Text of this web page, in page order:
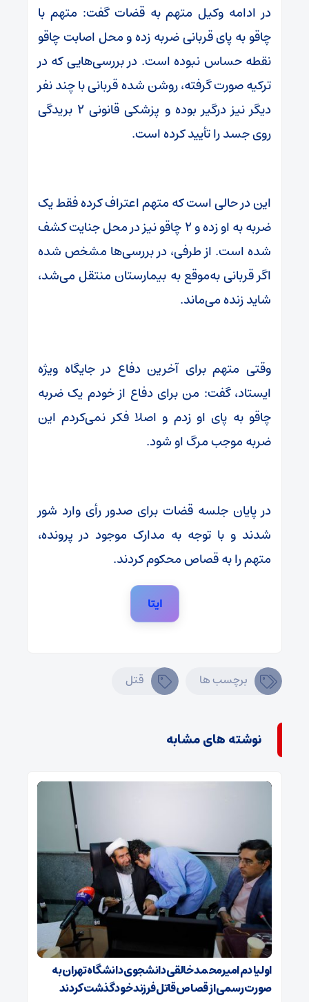
در ادامه وکیل متهم به قضات گفت: متهم با
چاقو به پای قربانی ضربه زده و محل اصابت چاقو
نقطه حساس نبوده است. در بررسی‌هایی که در
ترکیه صورت گرفته، روشن شده قربانی با چند نفر
دیگر نیز درگیر بوده و پزشکی قانونی ۲ بریدگی
روی جسد را تأیید کرده است.
این در حالی است که متهم اعتراف کرده فقط یک
ضربه به او زده و ۲ چاقو نیز در محل جنایت کشف
شده است. از طرفی، در بررسی‌ها مشخص شده
اگر قربانی به‌موقع به بیمارستان منتقل می‌شد،
شاید زنده می‌ماند.
وقتی متهم برای آخرین دفاع در جایگاه ویژه
ایستاد، گفت: من برای دفاع از خودم یک ضربه
چاقو به پای او زدم و اصلا فکر نمی‌کردم این
ضربه موجب مرگ او شود.
در پایان جلسه قضات برای صدور رأی وارد شور
شدند و با توجه به مدارک موجود در پرونده،
متهم را به قصاص محکوم کردند.
ایتا
برچسب ها قتل
نوشته های مشابه
اولیا دم امیرمحمد خالقی دانشجوی دانشگاه تهران به
صورت رسمی از قصاص قاتل فرزند خود گذشت کردند